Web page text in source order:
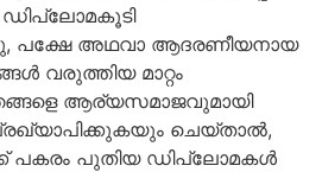
പക്ഷേ അഥവാ ആദരണീയനായ
വരുത്തിയ മാറ്റം
ആര്യസമാജവുമായി
പ്രഖ്യാപിക്കുകയും ചെയ്താല്‍,
പകരം പുതിയ ഡിപ്ലോമകള്‍